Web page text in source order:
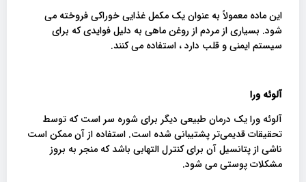
این ماده معمولاً به عنوان یک مکمل غذایی خوراکی فروخته می
شود. بسیاری از مردم از روغن ماهی به دلیل فوایدی که برای
سیستم ایمنی و قلب دارد ، استفاده می کنند.
آلوئه ورا
آلوئه ورا یک درمان طبیعی دیگر برای شوره سر است که توسط
تحقیقات قدیمی‌تر پشتیبانی شده است. استفاده از آن ممکن است
ناشی از پتانسیل آن برای کنترل التهابی باشد که منجر به بروز
مشکلات پوستی می شود.